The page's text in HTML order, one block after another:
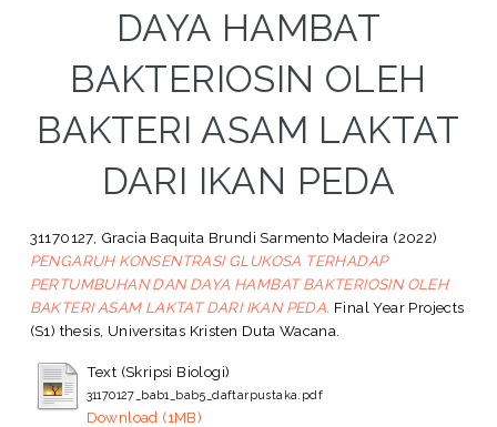
DAYA HAMBAT
BAKTERIOSIN OLEH
BAKTERI ASAM LAKTAT
DARI IKAN PEDA
31170127, Gracia Baquita Brundi Sarmento Madeira (2022)
PENGARUH KONSENTRASI GLUKOSA TERHADAP
PERTUMBUHAN DAN DAYA HAMBAT BAKTERIOSIN OLEH
BAKTERI ASAM LAKTAT DARI IKAN PEDA. Final Year Projects
(S1) thesis, Universitas Kristen Duta Wacana.
Text (Skripsi Biologi)
31170127_bab1_bab5_daftarpustaka.pdf
Download (1MB)